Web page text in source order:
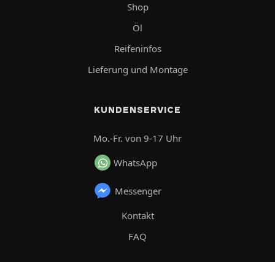
Shop
Öl
Reifeninfos
Lieferung und Montage
KUNDENSERVICE
Mo.-Fr. von 9-17 Uhr
WhatsApp
Messenger
Kontakt
FAQ